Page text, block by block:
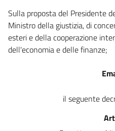
38
39
40
Sulla proposta del Presidente
Ministro della giustizia, di
esteri e della cooperazione
dell'economia e delle finanze;
il seguente